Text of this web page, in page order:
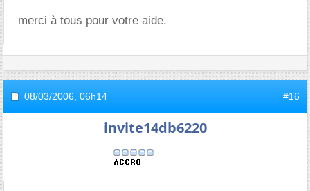
merci à tous pour votre aide.
08/03/2006, 06h14 #16
invite14db6220